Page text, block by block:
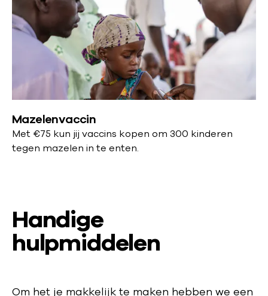
Mazelenvaccin
Met €75 kun jij vaccins kopen om 300 kinderen
tegen mazelen in te enten.
Handige
hulpmiddelen
Om het je makkelijk te maken hebben we een